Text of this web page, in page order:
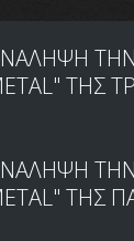
ΤΗΣ
ΤΗΣ